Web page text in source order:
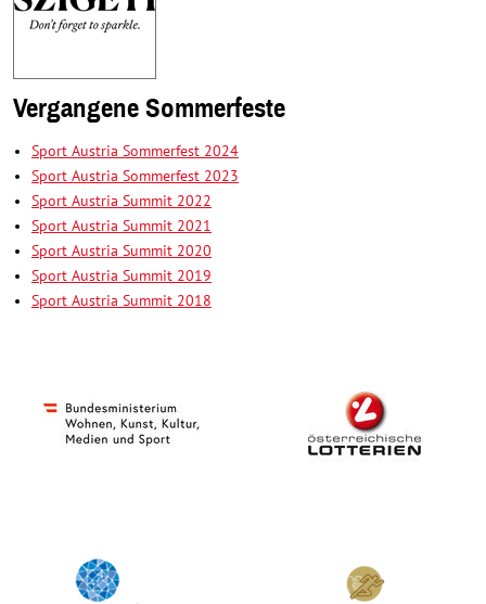
Vergangene Sommerfeste
Sport Austria Sommerfest 2024
Sport Austria Sommerfest 2023
Sport Austria Summit 2022
Sport Austria Summit 2021
Sport Austria Summit 2020
Sport Austria Summit 2019
Sport Austria Summit 2018